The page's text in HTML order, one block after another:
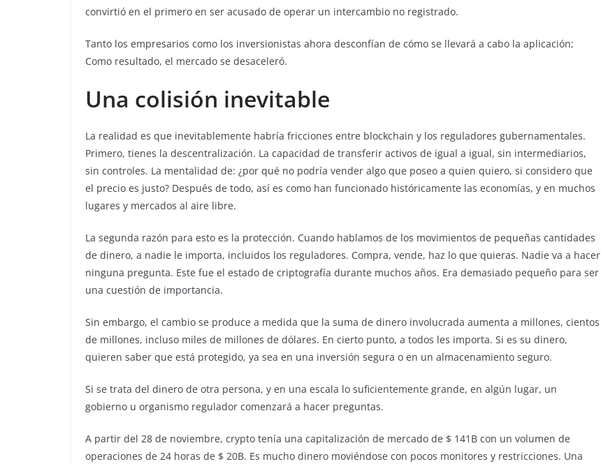
convirtió en el primero en ser acusado de operar un intercambio no registrado.
Tanto los empresarios como los inversionistas ahora desconfían de cómo se llevará a cabo la aplicación;
Como resultado, el mercado se desaceleró.
Una colisión inevitable
La realidad es que inevitablemente habría fricciones entre blockchain y los reguladores gubernamentales.
Primero, tienes la descentralización. La capacidad de transferir activos de igual a igual, sin intermediarios,
sin controles. La mentalidad de: ¿por qué no podría vender algo que poseo a quien quiero, si considero que
el precio es justo? Después de todo, así es como han funcionado históricamente las economías, y en muchos
lugares y mercados al aire libre.
La segunda razón para esto es la protección. Cuando hablamos de los movimientos de pequeñas cantidades
de dinero, a nadie le importa, incluidos los reguladores. Compra, vende, haz lo que quieras. Nadie va a hacer
ninguna pregunta. Este fue el estado de criptografía durante muchos años. Era demasiado pequeño para ser
una cuestión de importancia.
Sin embargo, el cambio se produce a medida que la suma de dinero involucrada aumenta a millones, cientos
de millones, incluso miles de millones de dólares. En cierto punto, a todos les importa. Si es su dinero,
quieren saber que está protegido, ya sea en una inversión segura o en un almacenamiento seguro.
Si se trata del dinero de otra persona, y en una escala lo suficientemente grande, en algún lugar, un
gobierno u organismo regulador comenzará a hacer preguntas.
A partir del 28 de noviembre, crypto tenía una capitalización de mercado de $ 141B con un volumen de
operaciones de 24 horas de $ 20B. Es mucho dinero moviéndose con pocos monitores y restricciones. Una